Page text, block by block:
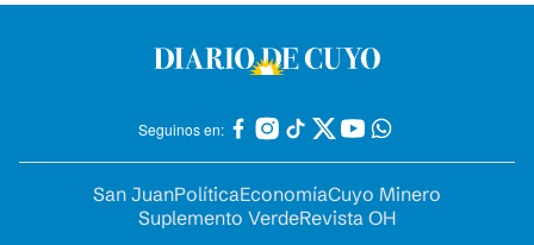
Seguinos en:
San JuanPolíticaEconomíaCuyo Minero
Suplemento VerdeRevista OH